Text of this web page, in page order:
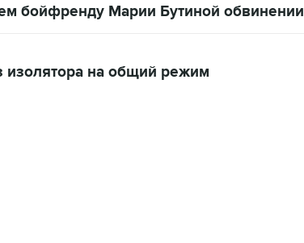
бойфренду Марии Бутиной обвинении
изолятора на общий режим